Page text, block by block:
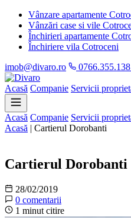
Vânzare apartamente
Vânzări case si vile
Închirieri apartamente
Închiriere vila Cotroceni
imob@divaro.ro
0766.355.138
Acasă Companie Servicii
Acasă Companie Servicii
Acasă | Cartierul Dorobanti
Cartierul Dorobanti
28/02/2019
0 comentarii
1 minut citire